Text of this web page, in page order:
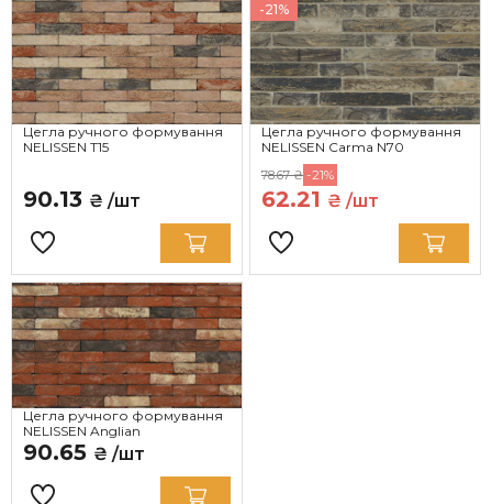
Цегла ручного формування
NELISSEN T15
90.13 ₴ /шт
-21%
Цегла ручного формування
NELISSEN Carma N70
78.67 ₴ -21%
62.21 ₴ /шт
Цегла ручного формування
NELISSEN Anglian
90.65 ₴ /шт